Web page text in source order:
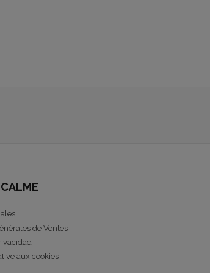
de Ventes
aux cookies